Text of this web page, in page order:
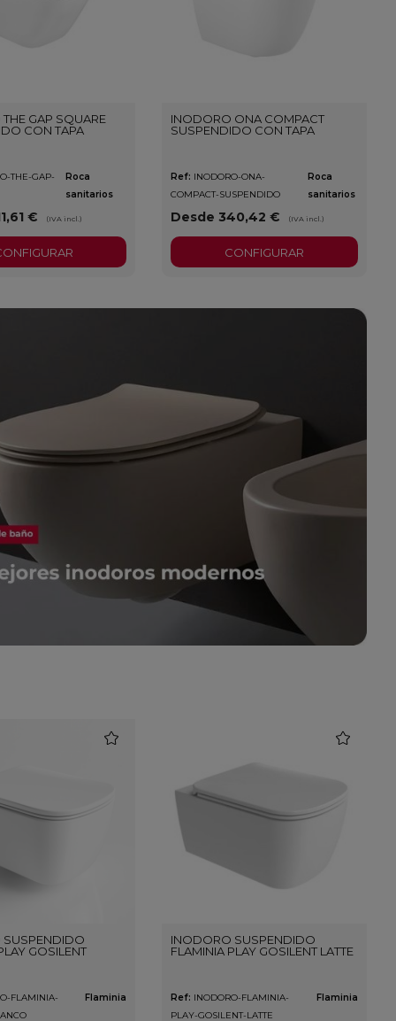
GAP SQUARE
CON TAPA
THE-GAP-
Roca
sanitarios
€ (IVA incl.)
INODORO ONA COMPACT
SUSPENDIDO CON TAPA
Ref: INODORO-ONA-
COMPACT-SUSPENDIDO
Roca
sanitarios
Desde 340,42 € (IVA incl.)
CONFIGURAR
GOSILENT
FLAMINIA-
Flaminia
INODORO SUSPENDIDO
FLAMINIA PLAY GOSILENT LATTE
Ref: INODORO-FLAMINIA-
PLAY-GOSILENT-LATTE
Flaminia
favorite